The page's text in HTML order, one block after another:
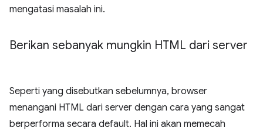
mengatasi masalah ini.
Berikan sebanyak mungkin HTML dari server
Seperti yang disebutkan sebelumnya, browser
menangani HTML dari server dengan cara yang sangat
berperforma secara default. Hal ini akan memecah